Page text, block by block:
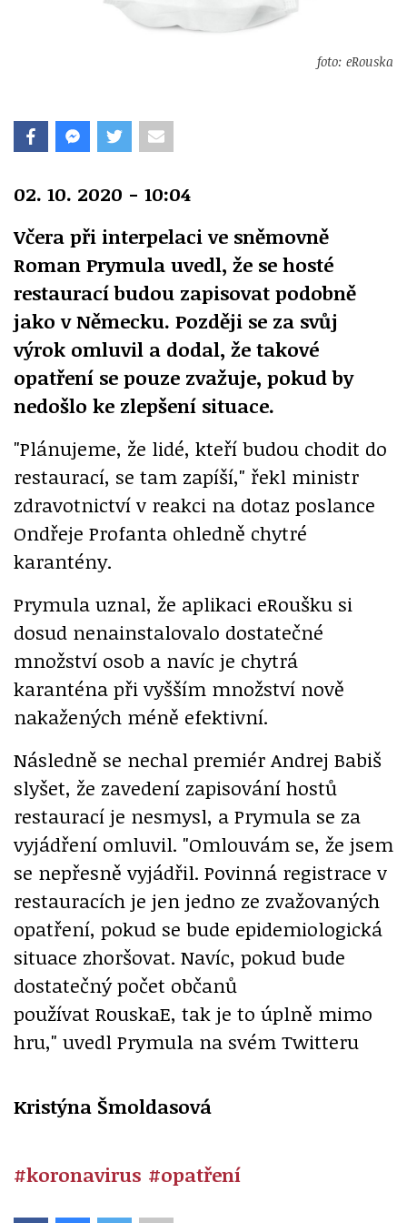
foto: eRouska
02. 10. 2020 - 10:04
Včera při interpelaci ve sněmovně
Roman Prymula uvedl, že se hosté
restaurací budou zapisovat podobně
jako v Německu. Později se za svůj
výrok omluvil a dodal, že takové
opatření se pouze zvažuje, pokud by
nedošlo ke zlepšení situace.
"Plánujeme, že lidé, kteří budou chodit do
restaurací, se tam zapíší," řekl ministr
zdravotnictví v reakci na dotaz poslance
Ondřeje Profanta ohledně chytré
karantény.
Prymula uznal, že aplikaci eRoušku si
dosud nenainstalovalo dostatečné
množství osob a navíc je chytrá
karanténa při vyšším množství nově
nakažených méně efektivní.
Následně se nechal premiér Andrej Babiš
slyšet, že zavedení zapisování hostů
restaurací je nesmysl, a Prymula se za
vyjádření omluvil. "Omlouvám se, že jsem
se nepřesně vyjádřil. Povinná registrace v
restauracích je jen jedno ze zvažovaných
opatření, pokud se bude epidemiologická
situace zhoršovat. Navíc, pokud bude
dostatečný počet občanů
používat RouskaE, tak je to úplně mimo
hru," uvedl Prymula na svém Twitteru
Kristýna Šmoldasová
#koronavirus #opatření